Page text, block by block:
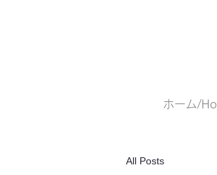
ホーム/
All Posts